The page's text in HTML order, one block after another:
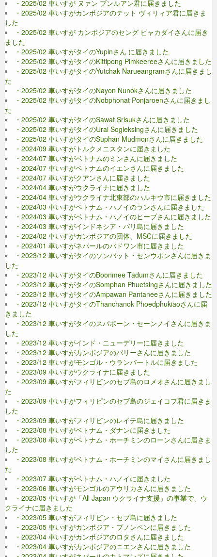
・2025/02 車いすが ヌァン ブンルアン君に届きました
・2025/02 車いすがカンボジアのテット ヴィリィア君に届きま
した
・2025/02 車いすが カンボジアのセング ピャカダイさんに届き
ました
・2025/02 車いすがタイのYupinさん に届きました
・2025/02 車いすがタイのKittipong Pimkeereeさんに届きました
・2025/02 車いすがタイのYutchak Narueangramさんに届きまし
た
・2025/02 車いすがタイのNayon Nunokさんに届きました
・2025/02 車いすがタイのNobphonat Ponjaroenさんに届きまし
た
・2025/02 車いすがタイのSawat Srisukさんに届きました
・2025/02 車いすがタイのUrai Sogleksingさんに届きました
・2025/02 車いすがタイのSuphan Mudmonさんに届きました
・2024/09 車いすがトルクメニスタンに届きました
・2024/07 車いすがベトナムのミンさんに届きました
・2024/07 車いすがベトナムのイエンさんに届きました
・2024/07 車いすがクアンさんに届きました
・2024/04 車いすがウクライナに届きました
・2024/04 車いすがウクライナ北東部のハルキウ市に届きました
・2024/03 車いすがベトナム・ハノイのランさんに届きました
・2024/03 車いすがベトナム・ハノイのヒープさんに届きました
・2024/03 車いすがインドネシア・バリ島に届きました
・2024/02 車いすがカンボジアの団体、MSCに届きました
・2024/01 車いすがネパールのバドワン市に届きました
・2023/12 車いすがタイのソンバット・センウボンさんに届きま
した
・2023/12 車いすがタイのBoonmee Tadumさんに届きました
・2023/12 車いすがタイのSomphan Phuetsingさんに届きました
・2023/12 車いすがタイのAmpawan Pantaneeさんに届きました
・2023/12 車いすがタイのThanchanok Phoedphukiaoさんに届
きました
・2023/12 車いすがタイのスパポーン・セーンノイさんに届きま
した
・2023/12 車いすがインド・ニューデリーに届きました
・2023/12 車いすがカンボジアのパリーさんに届きました
・2023/12 車いすがモンゴル・ウランバートルに届きました
・2023/09 車いすがウクライナに届きました
・2023/09 車いすがフィリピンのセブ島のロメオさんに届きまし
た
・2023/09 車いすがフィリピンのセブ島のジェイコブ君に届きま
した
・2023/09 車いすがフィリピンのレイテ島に届きました
・2023/08 車いすがベトナム・ダナンに届きました
・2023/08 車いすがベトナム・ホーチミンのローンさんに届きま
した
・2023/08 車いすがベトナム・ホーチミンのマイさんに届きまし
た
・2023/07 車いすがベトナム・ハノイに届きました
・2023/06 車いすがモンゴルのアウリカさんに届きました
・2023/05 車いすが「All Japan ウクライナ支援」の事業で、ウ
クライナに届きました
・2023/05 車いすがフィリピン・セブ島に届きました
・2023/05 車いすがカンボジア・プノンペンに届きました
・2023/04 車いすがカンボジアのロタさんに届きました
・2023/04 車いすがカンボジアのニエンさんに届きました